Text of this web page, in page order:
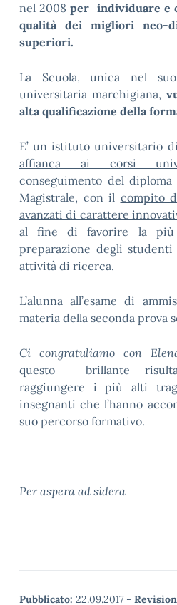
nel 2008per individuare e
qualità dei migliori neo-
superiori.
La Scuola, unica nel
universitaria marchigiana,
alta qualificazione della
E’ un istituto universitario
affianca ai corsi
conseguimento del
Magistrale, con il compito
avanzati di carattere
al fine di favorire la più
preparazione degli
attività di ricerca.
L’alunna all’esame di
materia della seconda prova
Ci congratuliamo con
questo brillante
raggiungere i più alti
insegnanti che l’hanno
suo percorso formativo.
Per aspera ad sidera
Pubblicato: 22.09.2017 -